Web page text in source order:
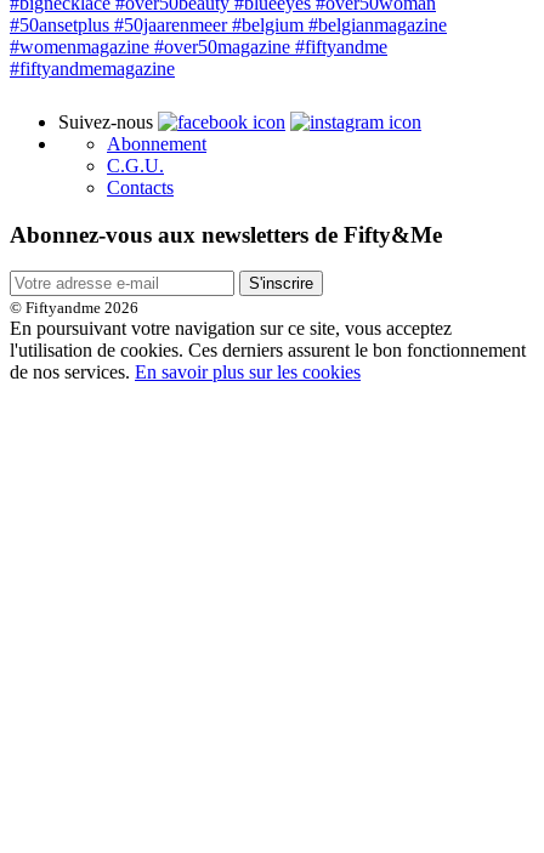
Suivez-nous
Abonnement
C.G.U.
Contacts
Abonnez-vous aux newsletters de Fifty&Me
S'inscrire
© Fiftyandme 2026
En poursuivant votre navigation sur ce site, vous acceptez
l'utilisation de cookies. Ces derniers assurent le bon fonctionnement
de nos services. En savoir plus sur les cookies